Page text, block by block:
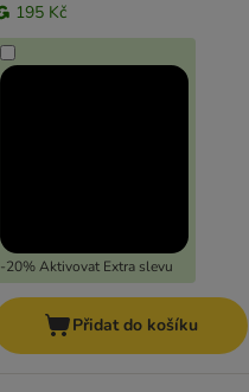
195 Kč
-20% Aktivovat Extra slevu
Přidat do košíku